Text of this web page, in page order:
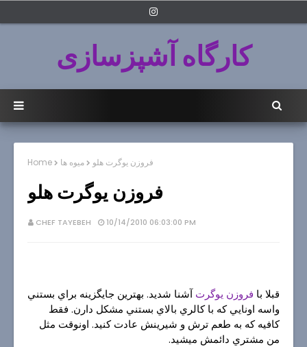
کارگاه آشپزسازی
Home میوه ها فروزن يوگرت هلو
فروزن يوگرت هلو
CHEF TAYEBEH 10/14/2010 06:03:00 PM
قبلا با فروزن يوگرتآشنا شديد. بهترين جايگزينه براي بستني
واسه اونايي كه با كالري بالاي بستني مشكل دارن. فقط
كافيه كه به طعم ترش و شيرينش عادت كنيد. اونوقت مثل
من مشتري دائمش ميشيد.